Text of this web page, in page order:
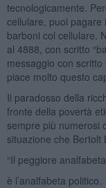
tecnologicamente.
cellulare, puoi pagare
barboni col cellulare.
al 4888, con scritto
messaggio con
piace molto questo
Il paradosso della
fronte della povertà
sempre più numerosi
situazione che
“Il peggiore analfabeta
è l’analfabeta politico.